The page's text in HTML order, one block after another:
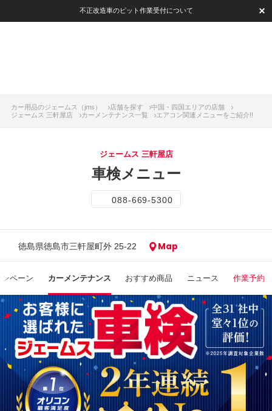
不正改造車のピット作業受付について
カー用品のジェームス（jms） 店舗を探す
中国・四国エリアの店舗
ジェームス 三軒屋店
カーメンテナンス一覧 エアコン関連メニューをご紹介!!
ジェームス 三軒屋店
車検メニュー
088-669-5300
徳島県徳島市三軒屋町外 25-22 Map
ペーン カーメンテナンス おすすめ商品 ニュース 作業予約